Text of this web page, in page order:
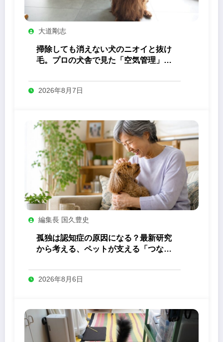
大道剛志
掃除しても消えない犬のニオイと抜け
毛。プロの犬舎で見た「空気管理」の
2026年8月7日
編集長 国久豊史
孤独は認知症の原因になる？最新研究
から考える、ペットが支える「つなが
2026年8月6日